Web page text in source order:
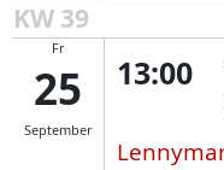
KW 39
Fr
25
September
13:00